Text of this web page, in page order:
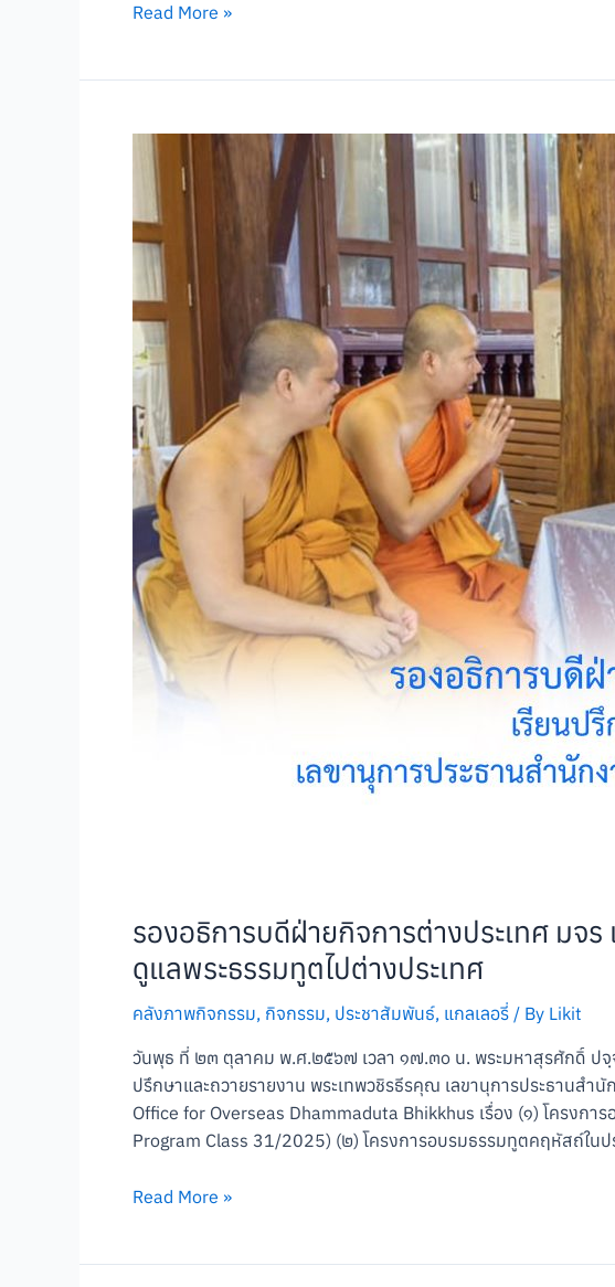
Read More »
รองอธิการบดีฝ่ายกิจการต่างประเทศ มจ
ดูแลพระธรรมทูตไปต่างประเทศ
คลังภาพกิจกรรม, กิจกรรม, ประชาสัมพันธ์, แกลเลอรี่ / By Likit
วันพุธ ที่ ๒๓ ตุลาคม พ.ศ.๒๕๖๗ เวลา ๑๗.๓๐ น. พระมหาสุรศักดิ์ ปจฺ
ปรึกษาและถวายรายงาน พระเทพวชิรธีรคุณ เลขานุการประธานส
Office for Overseas Dhammaduta Bhikkhus เรื่อง (๑) โครงก
Program Class 31/2025) (๒) โครงการอบรมธรรมทูตคฤหัสถ์ใน
Read More »